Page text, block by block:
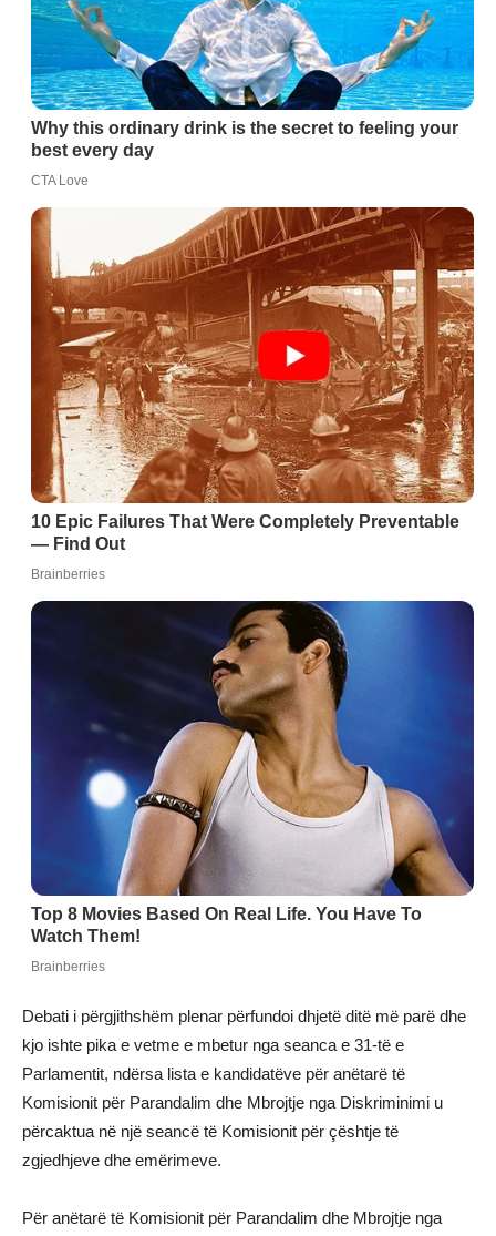
Debati i përgjithshëm plenar përfundoi dhjetë ditë më parë dhe
kjo ishte pika e vetme e mbetur nga seanca e 31-të e
Parlamentit, ndërsa lista e kandidatëve për anëtarë të
Komisionit për Parandalim dhe Mbrojtje nga Diskriminimi u
përcaktua në një seancë të Komisionit për çështje të
zgjedhjeve dhe emërimeve.
Për anëtarë të Komisionit për Parandalim dhe Mbrojtje nga